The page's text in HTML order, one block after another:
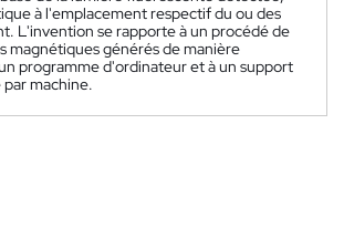
à l'emplacement respectif du ou des
L'invention se rapporte à un procédé de
magnétiques générés de manière
programme d'ordinateur et à un support
machine.